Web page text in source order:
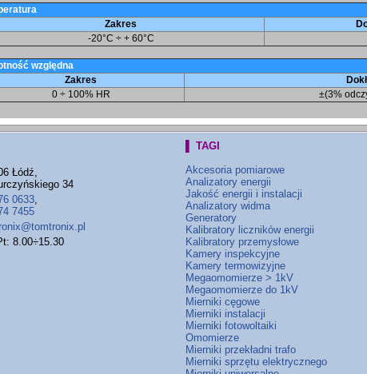
Zakres
-20°C ÷ + 60°C
względna
Zakres
0 ÷ 100% HR
±(3%
Łódź,
34
0633,
7455
8.00÷15.30
▌ TAGI
Akcesoria pomiarowe
Analizatory energii
Jakość energii i instalacji
Analizatory widma
Generatory
Kalibratory liczników energii
Kalibratory przemysłowe
Kamery inspekcyjne
Kamery termowizyjne
Megaomomierze > 1kV
Megaomomierze do 1kV
Mierniki cęgowe
Mierniki instalacji
Mierniki fotowoltaiki
Omomierze
Mierniki przekładni trafo
Mierniki sprzętu elektrycznego